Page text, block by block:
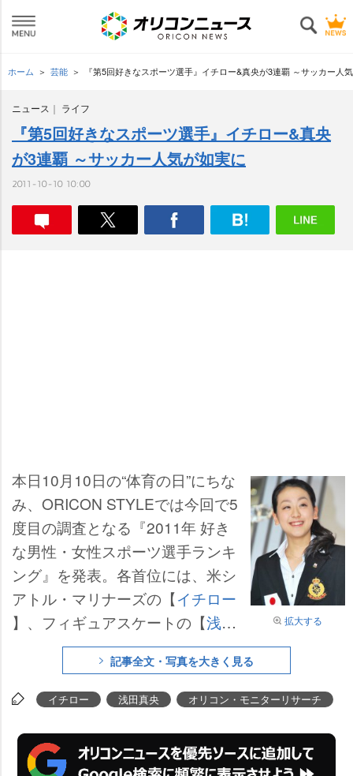
ホーム 芸能 『第5回好きなスポーツ選手』イチロー&真央が3連覇 ～サッカー人
ニュース ライフ
『第5回好きなスポーツ選手』イチロー&真央
が3連覇 ～サッカー人気が如実に
2011-10-10 10:00
拡大する
本日10月10日の“体育の日”にちな
み、ORICON STYLEでは今回で5
度目の調査となる『2011年 好き
な男性・女性スポーツ選手ランキ
ング』を発表。各首位には、米シ
アトル・マリナーズの【イチロー
】、フィギュアスケートの【浅田
】が選ばれ揃って3連覇を達
成した。【イチロー】は今季、惜
しくもメジャー11年連続200本安
クにフィールドに向かった勇姿は
観衆をより惹きつけたようで「こ
記事全文・写真を大きく見る
イチロー 浅田真央 オリコン・モニターリサーチ